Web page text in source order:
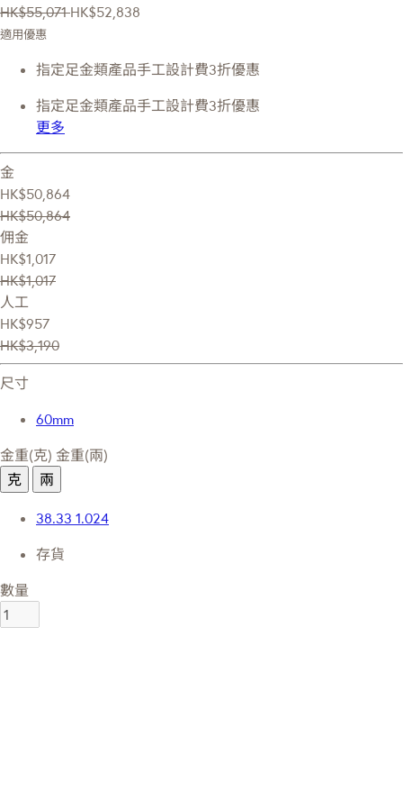
HK$55,071 HK$52,838
適用優惠
指定足金類產品手工設計費3折優惠
指定足金類產品手工設計費3折優惠
更多
金
HK$50,864
HK$50,864
佣金
HK$1,017
HK$1,017
人工
HK$957
HK$3,190
尺寸
60mm
金重(克) 金重(兩)
克
兩
38.33 1.024
存貨
數量